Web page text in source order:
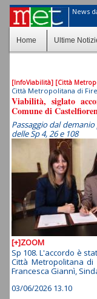
News
Home Ultime
[InfoViabilità] [Città
Città Metropolitana di
Viabilità, siglato
Comune di
Passaggio dal
delle Sp 4, 26 e 108
[+]ZOOM
Sp 108. L'accordo è
Città Metropolitana
Francesca Giannì,
03/06/2026 13.10